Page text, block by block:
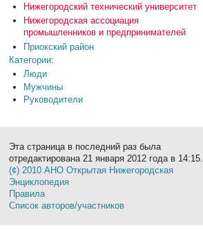
Нижегородский технический университет
Нижегородская ассоциация
промышленников и предпринимателей
Приокский район
Категории:
Люди
Мужчины
Руководители
Эта страница в последний раз была
отредактирована 21 января 2012 года в 14:15.
(¢) 2010 АНО Открытая Нижегородская
Энциклопедия
Правила
Список авторов/участников